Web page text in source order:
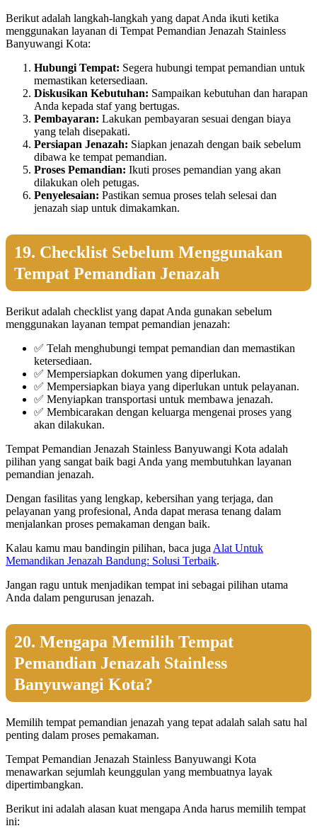
Berikut adalah langkah-langkah yang dapat Anda ikuti ketika
menggunakan layanan di Tempat Pemandian Jenazah Stainless
Banyuwangi Kota:
Hubungi Tempat: Segera hubungi tempat pemandian untuk
memastikan ketersediaan.
Diskusikan Kebutuhan: Sampaikan kebutuhan dan harapan
Anda kepada staf yang bertugas.
Pembayaran: Lakukan pembayaran sesuai dengan biaya
yang telah disepakati.
Persiapan Jenazah: Siapkan jenazah dengan baik sebelum
dibawa ke tempat pemandian.
Proses Pemandian: Ikuti proses pemandian yang akan
dilakukan oleh petugas.
Penyelesaian: Pastikan semua proses telah selesai dan
jenazah siap untuk dimakamkan.
19. Checklist Sebelum Menggunakan
Tempat Pemandian Jenazah
Berikut adalah checklist yang dapat Anda gunakan sebelum
menggunakan layanan tempat pemandian jenazah:
✅ Telah menghubungi tempat pemandian dan memastikan
ketersediaan.
✅ Mempersiapkan dokumen yang diperlukan.
✅ Mempersiapkan biaya yang diperlukan untuk pelayanan.
✅ Menyiapkan transportasi untuk membawa jenazah.
✅ Membicarakan dengan keluarga mengenai proses yang
akan dilakukan.
Tempat Pemandian Jenazah Stainless Banyuwangi Kota adalah
pilihan yang sangat baik bagi Anda yang membutuhkan layanan
pemandian jenazah.
Dengan fasilitas yang lengkap, kebersihan yang terjaga, dan
pelayanan yang profesional, Anda dapat merasa tenang dalam
menjalankan proses pemakaman dengan baik.
Kalau kamu mau bandingin pilihan, baca juga Alat Untuk
Memandikan Jenazah Bandung: Solusi Terbaik.
Jangan ragu untuk menjadikan tempat ini sebagai pilihan utama
Anda dalam pengurusan jenazah.
20. Mengapa Memilih Tempat
Pemandian Jenazah Stainless
Banyuwangi Kota?
Memilih tempat pemandian jenazah yang tepat adalah salah satu hal
penting dalam proses pemakaman.
Tempat Pemandian Jenazah Stainless Banyuwangi Kota
menawarkan sejumlah keunggulan yang membuatnya layak
dipertimbangkan.
Berikut ini adalah alasan kuat mengapa Anda harus memilih tempat
ini: